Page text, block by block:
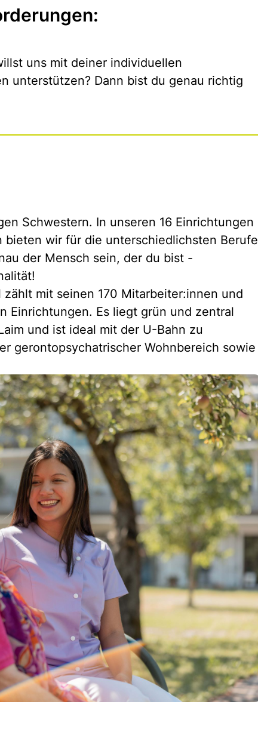
uns mit deiner individuellen
unterstützen? Dann bist du genau richtig
Schwestern. In unseren 16 Einrichtungen
wir für die unterschiedlichsten Berufe
der Mensch sein, der du bist -
mit seinen 170 Mitarbeiter:innen und
Einrichtungen. Es liegt grün und zentral
und ist ideal mit der U-Bahn zu
gerontopsychatrischer Wohnbereich sowie